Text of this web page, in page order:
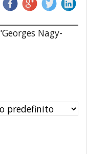
Nagy-